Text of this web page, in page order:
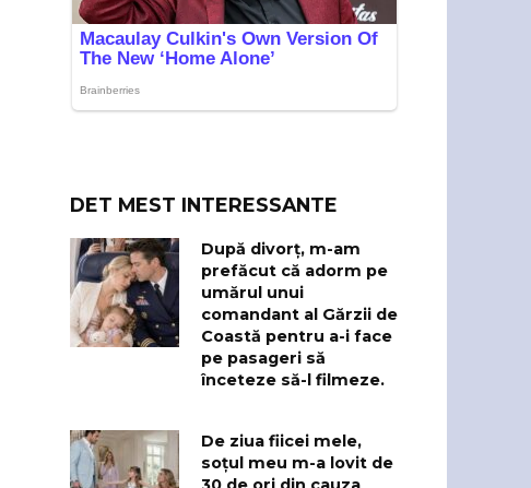
DET MEST INTERESSANTE
După divorț, m-am
prefăcut că adorm pe
umărul unui
comandant al Gărzii de
Coastă pentru a-i face
pe pasageri să
înceteze să-l filmeze.
De ziua fiicei mele,
soțul meu m-a lovit de